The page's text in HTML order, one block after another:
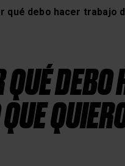
qué debo hacer trabajo
DEBO